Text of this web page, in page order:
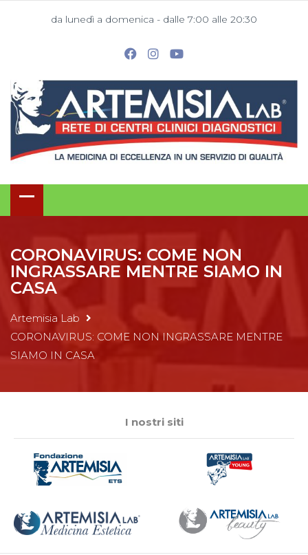
da lunedì a domenica - dalle 7:00 alle 20:30
CORONAVIRUS: COME NON
INGRASSARE MENTRE SIAMO IN
CASA
Artemisia Lab
CORONAVIRUS: COME NON INGRASSARE MENTRE
SIAMO IN CASA
I nostri siti